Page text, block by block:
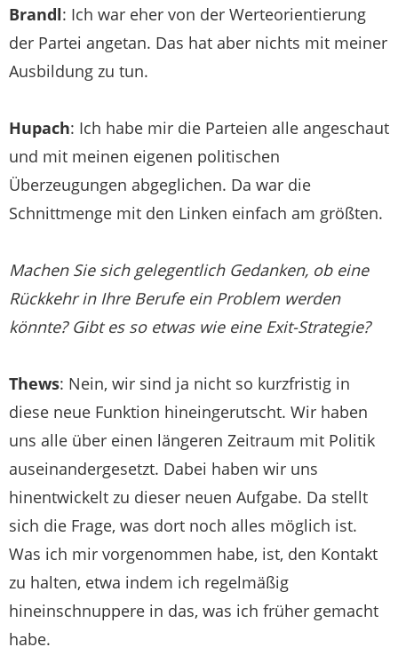
Brandl: Ich war eher von der Werteorientierung
der Partei angetan. Das hat aber nichts mit meiner
Ausbildung zu tun.
Hupach: Ich habe mir die Parteien alle angeschaut
und mit meinen eigenen politischen
Überzeugungen abgeglichen. Da war die
Schnittmenge mit den Linken einfach am größten.
Machen Sie sich gelegentlich Gedanken, ob eine
Rückkehr in Ihre Berufe ein Problem werden
könnte? Gibt es so etwas wie eine Exit-Strategie?
Thews: Nein, wir sind ja nicht so kurzfristig in
diese neue Funktion hineingerutscht. Wir haben
uns alle über einen längeren Zeitraum mit Politik
auseinandergesetzt. Dabei haben wir uns
hinentwickelt zu dieser neuen Aufgabe. Da stellt
sich die Frage, was dort noch alles möglich ist.
Was ich mir vorgenommen habe, ist, den Kontakt
zu halten, etwa indem ich regelmäßig
hineinschnuppere in das, was ich früher gemacht
habe.